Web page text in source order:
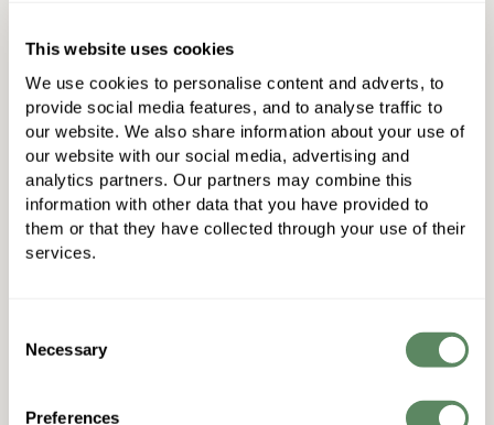
This website uses cookies
We use cookies to personalise content and adverts, to
provide social media features, and to analyse traffic to
our website. We also share information about your use of
our website with our social media, advertising and
analytics partners. Our partners may combine this
information with other data that you have provided to
them or that they have collected through your use of their
services.
Selection
Necessary
Preferences
Arbeitet am besten zusammen
mit